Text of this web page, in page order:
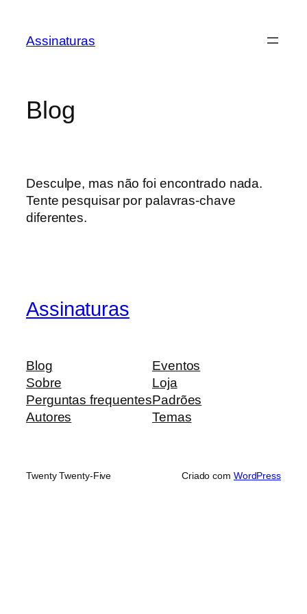
Assinaturas
Blog
Desculpe, mas não foi encontrado nada.
Tente pesquisar por palavras-chave
diferentes.
Assinaturas
Blog
Sobre
Perguntas frequentes
Autores
Eventos
Loja
Padrões
Temas
Twenty Twenty-Five Criado com WordPress